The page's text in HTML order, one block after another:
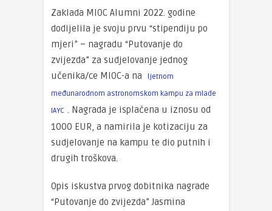
Zaklada MIOC Alumni 2022. godine
dodijelila je svoju prvu “stipendiju po
mjeri” – nagradu “Putovanje do
zvijezda” za sudjelovanje jednog
učenika/ce MIOC-a na
ljetnom
međunarodnom astronomskom kampu za mlade
IAYC
. Nagrada je isplaćena u iznosu od
1000 EUR, a namirila je kotizaciju za
sudjelovanje na kampu te dio putnih i
drugih troškova.
Opis iskustva prvog dobitnika nagrade
“Putovanje do zvijezda” Jasmina